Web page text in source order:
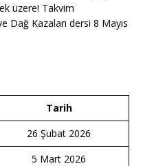
üzere! Takvim
Dağ Kazaları dersi 8 Mayıs
Tarih
26 Şubat 2026
5 Mart 2026